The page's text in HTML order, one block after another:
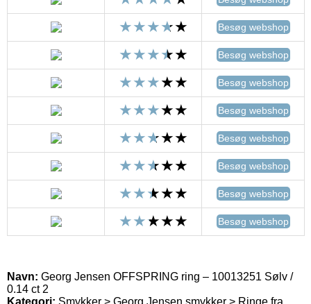
Besøg webshop
Besøg webshop
Besøg webshop
Besøg webshop
Besøg webshop
Besøg webshop
Besøg webshop
Besøg webshop
Navn: Georg Jensen OFFSPRING ring – 10013251 Sølv /
0.14 ct 2
Kategori: Smykker > Georg Jensen smykker > Ringe fra